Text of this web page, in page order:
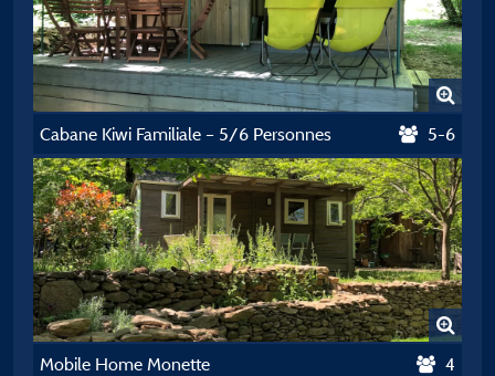
Cabane Kiwi Familiale – 5/6 Personnes 5-6
Mobile Home Monette 4